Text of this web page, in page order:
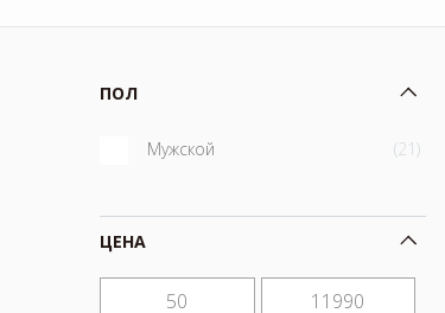
ПОЛ
Мужской (21)
ЦЕНА